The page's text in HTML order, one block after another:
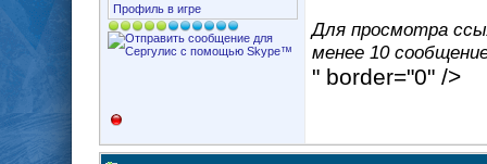
Профиль в игре
Для просмотра
менее 10
" border="0" />